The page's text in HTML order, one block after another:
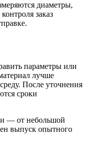
диаметры,
заказ
параметры или
лучше
После уточнения
сроки
— от небольшой
выпуск опытного